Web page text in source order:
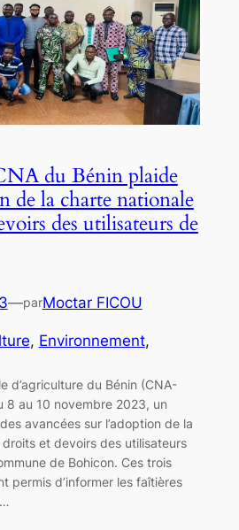
du Bénin plaide
de la charte nationale
des utilisateurs de
—parMoctar FICOU
, Environnement
d’agriculture du Bénin (CNA-
8 au 10 novembre 2023, un
avancées sur l’adoption de la
et devoirs des utilisateurs
de Bohicon. Ces trois
permis d’informer les faîtières